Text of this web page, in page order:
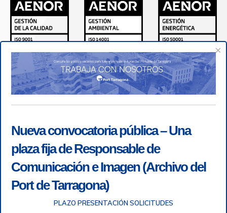
×
Nueva convocatoria pública – Una
plaza fija de Responsable de
Comunicación e Imagen (Archivo del
Port de Tarragona)
PLAZO PRESENTACIÓN SOLICITUDES